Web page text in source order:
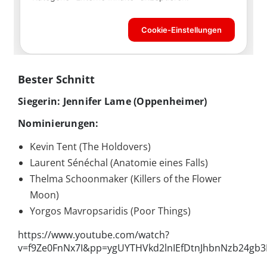
Bester Schnitt
Siegerin: Jennifer Lame (Oppenheimer)
Nominierungen:
Kevin Tent (The Holdovers)
Laurent Sénéchal (Anatomie eines Falls)
Thelma Schoonmaker (Killers of the Flower
Moon)
Yorgos Mavropsaridis (Poor Things)
https://www.youtube.com/watch?